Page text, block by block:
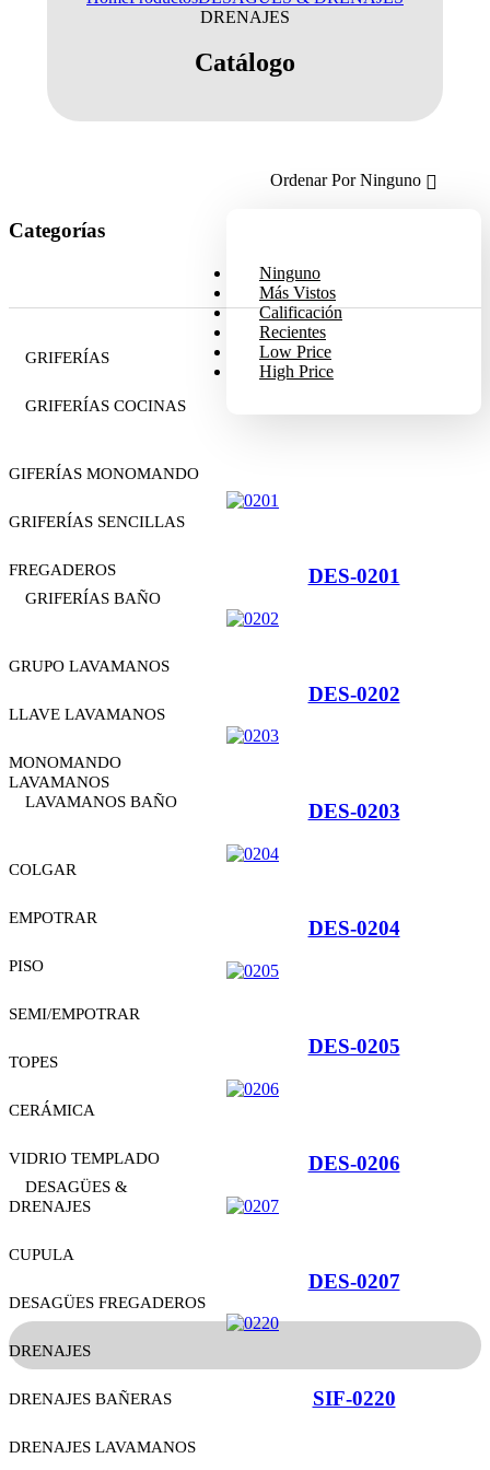
DRENAJES
Catálogo
Ordenar PorNinguno
Ninguno
Más Vistos
Calificación
Recientes
Low Price
High Price
DES-0201
DES-0202
Ver Producto
DES-0203
Ver Producto
DES-0204
Ver Producto
DES-0205
Ver Producto
DES-0206
Ver Producto
DES-0207
Ver Producto
SIF-0220
Ver Producto
Categorías
GRIFERÍAS
GRIFERÍAS COCINAS
GIFERÍAS MONOMANDO
GRIFERÍAS SENCILLAS
FREGADEROS
GRIFERÍAS BAÑO
GRUPO LAVAMANOS
LLAVE LAVAMANOS
MONOMANDO
LAVAMANOS
LAVAMANOS BAÑO
COLGAR
EMPOTRAR
PISO
SEMI/EMPOTRAR
TOPES
CERÁMICA
VIDRIO TEMPLADO
DESAGÜES &
DRENAJES
CUPULA
DESAGÜES FREGADEROS
DRENAJES
DRENAJES BAÑERAS
DRENAJES LAVAMANOS